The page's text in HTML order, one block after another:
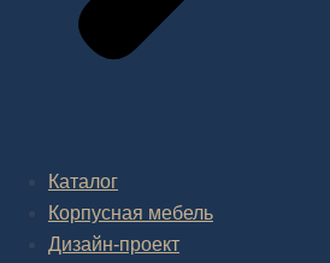
Каталог
Корпусная мебель
Дизайн-проект
дизайн проекта интерьера,
В салоне мебелииинтернет
есть и готовые товары, которые можем